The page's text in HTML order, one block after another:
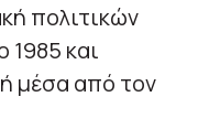
πολιτικών
1985 και
μέσα από τον